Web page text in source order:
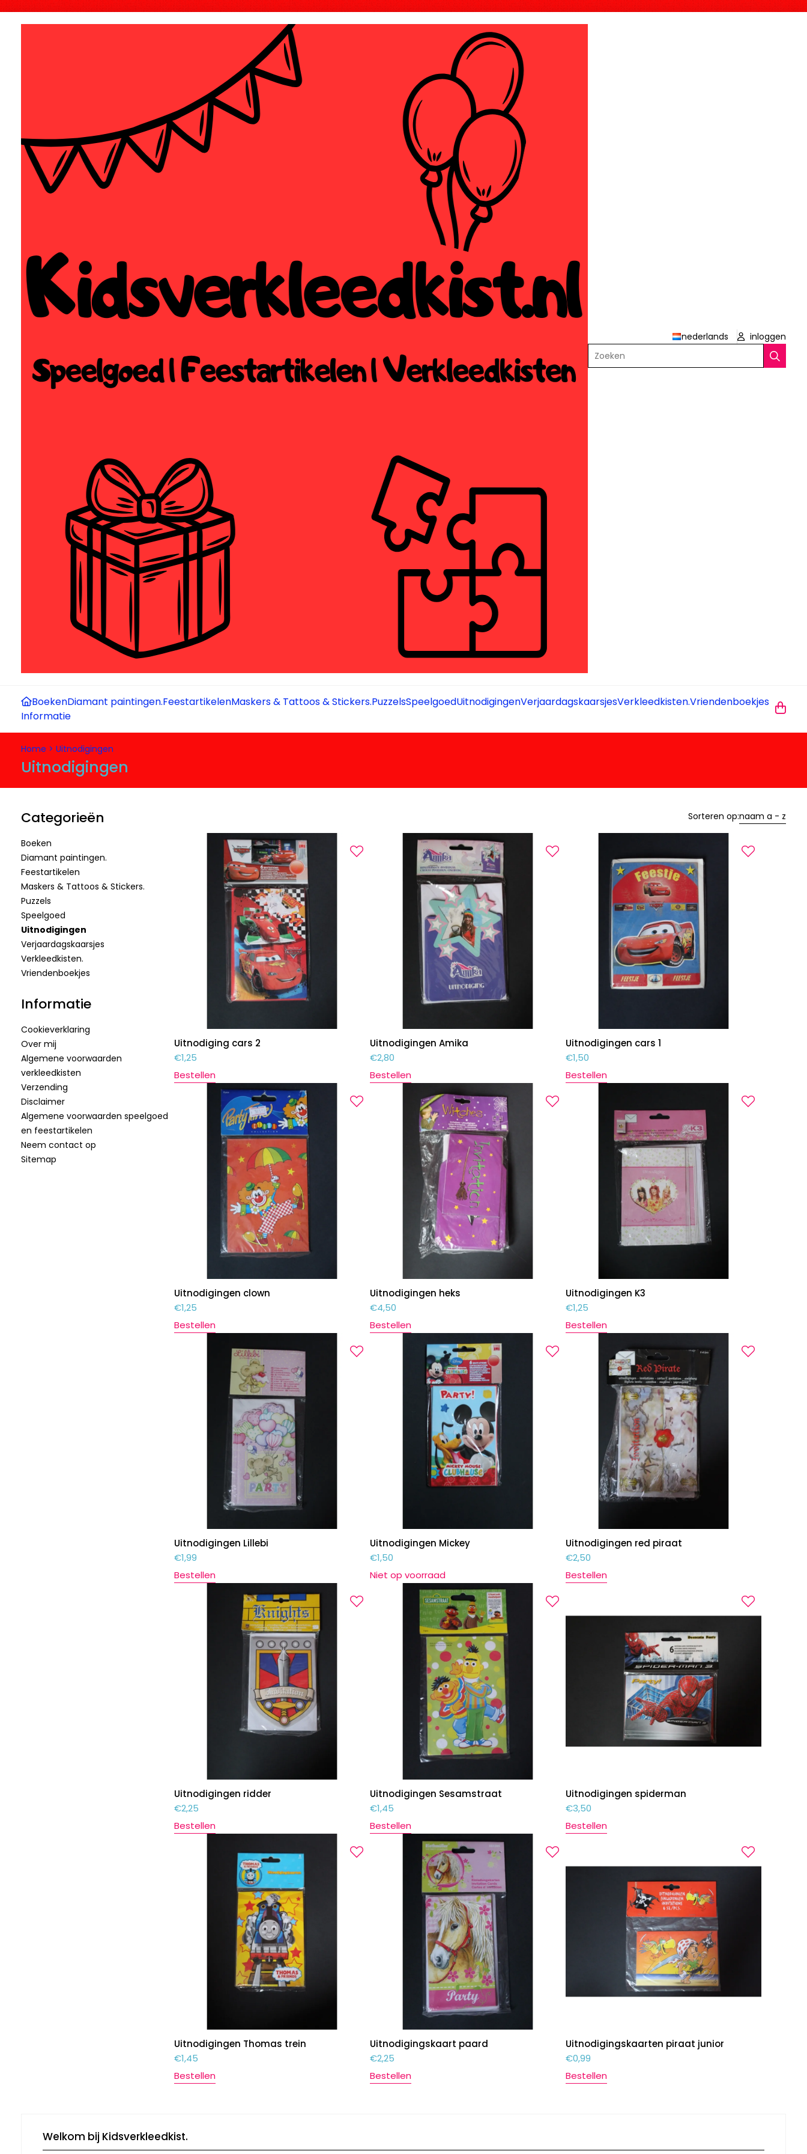
nederlands
inloggen
Zoeken
BoekenDiamant paintingen.FeestartikelenMaskers & Tattoos & Stickers.PuzzelsSpeelgoedUitnodigingenVerjaardagskaarsjesVerkleedkisten.Vriendenboekjes
Informatie
Home > Uitnodigingen
Uitnodigingen
Categorieën
Boeken
Diamant paintingen.
Feestartikelen
Maskers & Tattoos & Stickers.
Puzzels
Speelgoed
Uitnodigingen
Verjaardagskaarsjes
Verkleedkisten.
Vriendenboekjes
Informatie
Cookieverklaring
Over mij
Algemene voorwaarden
verkleedkisten
Verzending
Disclaimer
Algemene voorwaarden speelgoed
en feestartikelen
Neem contact op
Sitemap
Sorteren op:naam a - z
Uitnodiging cars 2
€1,25
Bestellen
Uitnodigingen Amika
€2,80
Bestellen
Uitnodigingen cars 1
€1,50
Bestellen
Uitnodigingen clown
€1,25
Bestellen
Uitnodigingen heks
€4,50
Bestellen
Uitnodigingen K3
€1,25
Bestellen
Uitnodigingen Lillebi
€1,99
Bestellen
Uitnodigingen Mickey
€1,50
Niet op voorraad
Uitnodigingen red piraat
€2,50
Bestellen
Uitnodigingen ridder
€2,25
Bestellen
Uitnodigingen Sesamstraat
€1,45
Bestellen
Uitnodigingen spiderman
€3,50
Bestellen
Uitnodigingen Thomas trein
€1,45
Bestellen
Uitnodigingskaart paard
€2,25
Bestellen
Uitnodigingskaarten piraat junior
€0,99
Bestellen
Welkom bij Kidsverkleedkist.